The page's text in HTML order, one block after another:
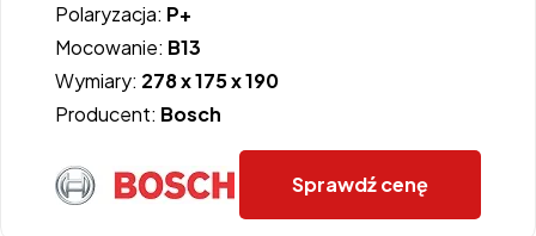
Polaryzacja: P+
Mocowanie: B13
Wymiary: 278 x 175 x 190
Producent: Bosch
Sprawdź cenę